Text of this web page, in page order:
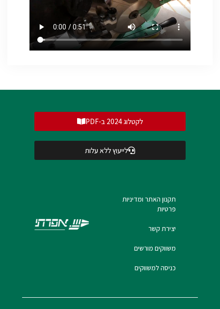
לקטלוג 2024 ב-PDF
לייעוץ ללא עלות
תקנון האתר ומדיניות
פרטיות
יצירת קשר
משווקים מורשים
כניסה למשווקים